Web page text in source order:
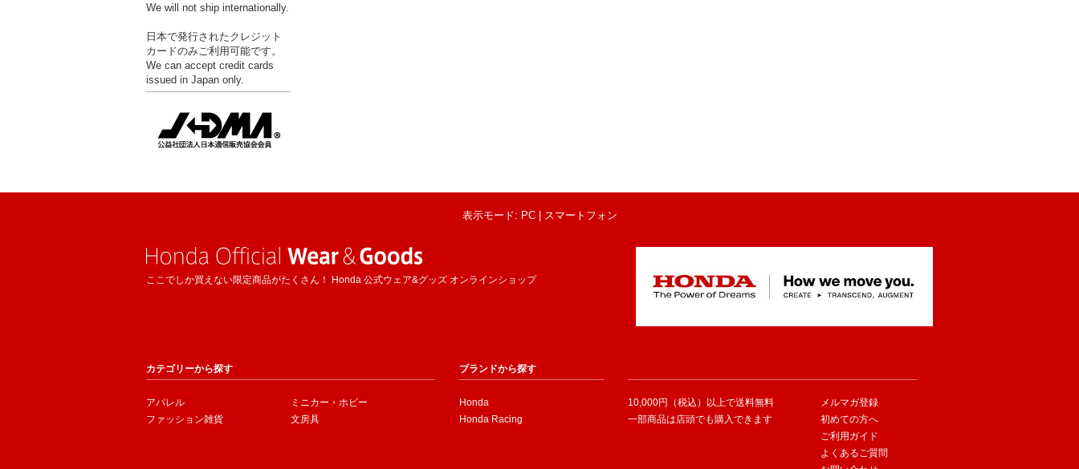
We will not ship internationally.
日本で発行されたクレジット
カードのみご利用可能です。
We can accept credit cards
issued in Japan only.
表示モード: PC | スマートフォン
ここでしか買えない限定商品がたくさん！ Honda 公式ウェア&グッズ オンラインショップ
カテゴリーから探す
アパレル
ファッション雑貨
ミニカー・ホビー
文房具
ブランドから探す
Honda
Honda Racing
10,000円（税込）以上で送料無料
一部商品は店頭でも購入できます
メルマガ登録
初めての方へ
ご利用ガイド
よくあるご質問